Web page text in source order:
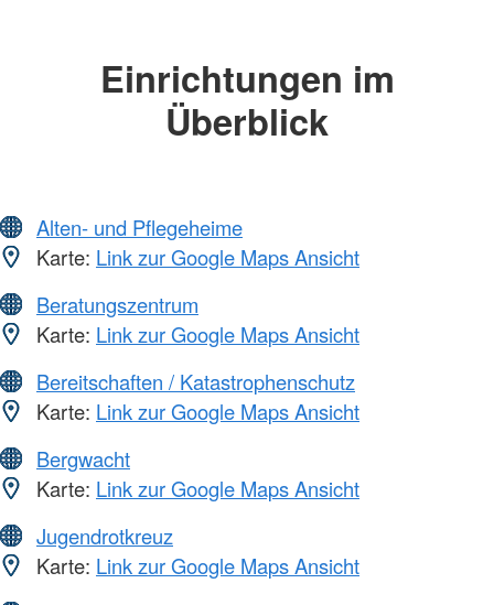
Einrichtungen im
Überblick
Alten- und Pflegeheime
Karte: Link zur Google Maps Ansicht
Beratungszentrum
Karte: Link zur Google Maps Ansicht
Bereitschaften / Katastrophenschutz
Karte: Link zur Google Maps Ansicht
Bergwacht
Karte: Link zur Google Maps Ansicht
Jugendrotkreuz
Karte: Link zur Google Maps Ansicht